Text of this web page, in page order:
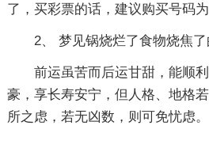
了，买彩票的话，建议购买号码为
2、 梦见锅烧烂了食物烧焦了
前运虽苦而后运甘甜，能顺
豪，享长寿安宁，但人格、地格
所之虑，若无凶数，则可免忧虑。